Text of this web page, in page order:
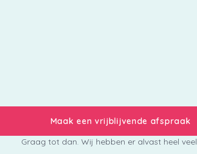
Maak een vrijblijvende afspraak
Graag tot dan. Wij hebben er alvast heel